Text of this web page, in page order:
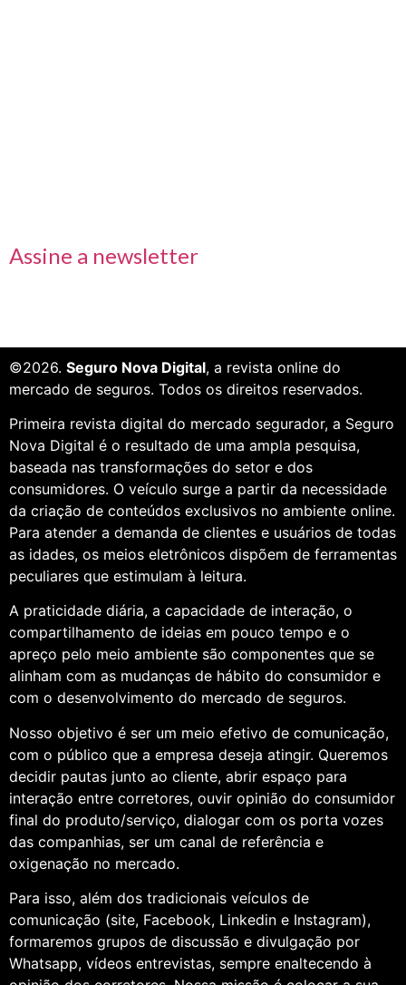
Assine a newsletter
©2026. Seguro Nova Digital, a revista online do
mercado de seguros. Todos os direitos reservados.
Primeira revista digital do mercado segurador, a Seguro
Nova Digital é o resultado de uma ampla pesquisa,
baseada nas transformações do setor e dos
consumidores. O veículo surge a partir da necessidade
da criação de conteúdos exclusivos no ambiente online.
Para atender a demanda de clientes e usuários de todas
as idades, os meios eletrônicos dispõem de ferramentas
peculiares que estimulam à leitura.
A praticidade diária, a capacidade de interação, o
compartilhamento de ideias em pouco tempo e o
apreço pelo meio ambiente são componentes que se
alinham com as mudanças de hábito do consumidor e
com o desenvolvimento do mercado de seguros.
Nosso objetivo é ser um meio efetivo de comunicação,
com o público que a empresa deseja atingir. Queremos
decidir pautas junto ao cliente, abrir espaço para
interação entre corretores, ouvir opinião do consumidor
final do produto/serviço, dialogar com os porta vozes
das companhias, ser um canal de referência e
oxigenação no mercado.
Para isso, além dos tradicionais veículos de
comunicação (site, Facebook, Linkedin e Instagram),
formaremos grupos de discussão e divulgação por
Whatsapp, vídeos entrevistas, sempre enaltecendo à